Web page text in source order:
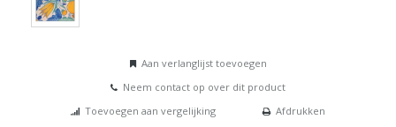
Aan verlanglijst toevoegen
Neem contact op over dit product
Toevoegen aan vergelijking
Afdrukken